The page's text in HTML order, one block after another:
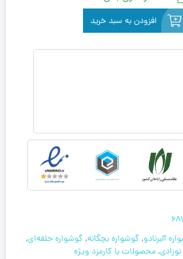
آلبرنادو, گوشواره بچگانه, گوشواره حلقه‌ای,
,محصولات با کارمزد ویژه
افزودن به سبد خرید